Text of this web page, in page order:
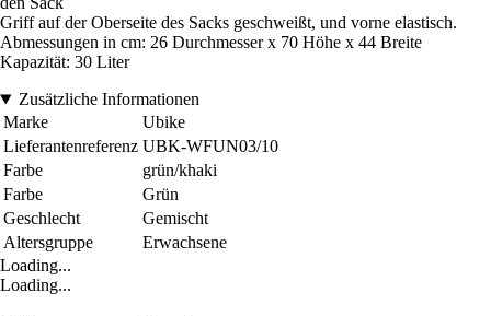
Griff auf der Oberseite des Sacks geschweißt, und vorne elastisch.
Abmessungen in cm: 26 Durchmesser x 70 Höhe x 44 Breite
Kapazität: 30 Liter
Zusätzliche Informationen
Marke
Ubike
Lieferantenreferenz UBK-WFUN03/10
Farbe
grün/khaki
Farbe
Grün
Geschlecht
Gemischt
Altersgruppe
Erwachsene
Loading...
Loading...